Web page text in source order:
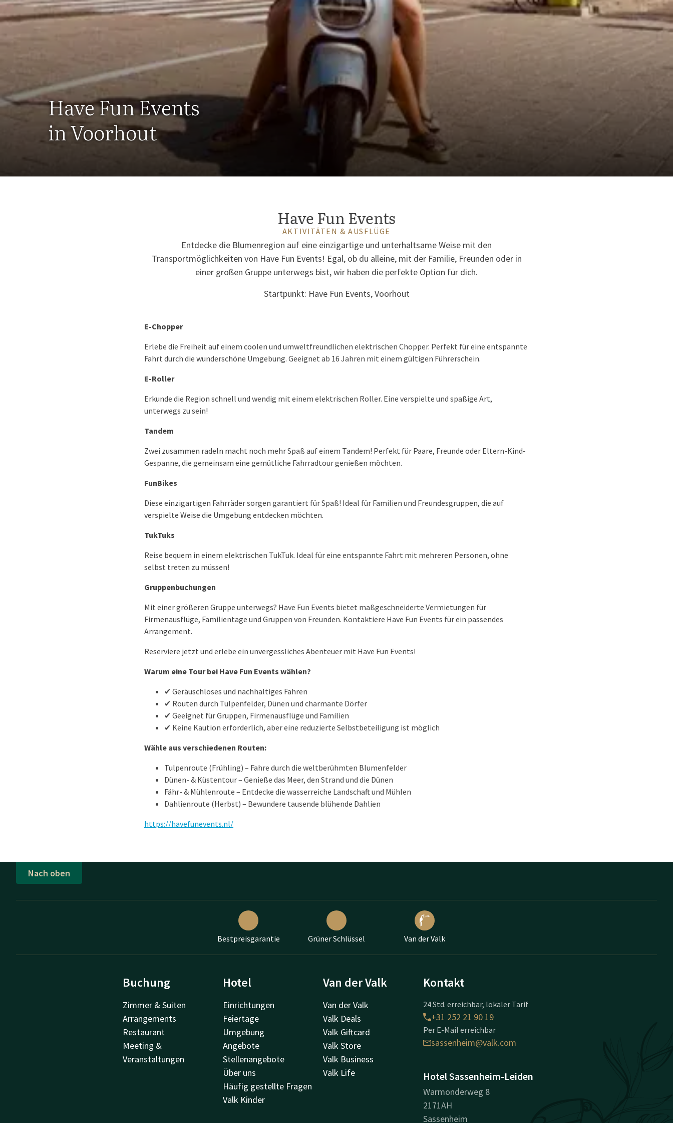
Have Fun Events
in Voorhout
Have Fun Events
AKTIVITÄTEN & AUSFLÜGE
Entdecke die Blumenregion auf eine einzigartige und unterhaltsame Weise mit den
Transportmöglichkeiten von Have Fun Events! Egal, ob du alleine, mit der Familie, Freunden oder in
einer großen Gruppe unterwegs bist, wir haben die perfekte Option für dich.
Startpunkt: Have Fun Events, Voorhout
E-Chopper
Erlebe die Freiheit auf einem coolen und umweltfreundlichen elektrischen Chopper. Perfekt für eine entspannte
Fahrt durch die wunderschöne Umgebung. Geeignet ab 16 Jahren mit einem gültigen Führerschein.
E-Roller
Erkunde die Region schnell und wendig mit einem elektrischen Roller. Eine verspielte und spaßige Art,
unterwegs zu sein!
Tandem
Zwei zusammen radeln macht noch mehr Spaß auf einem Tandem! Perfekt für Paare, Freunde oder Eltern-Kind-
Gespanne, die gemeinsam eine gemütliche Fahrradtour genießen möchten.
FunBikes
Diese einzigartigen Fahrräder sorgen garantiert für Spaß! Ideal für Familien und Freundesgruppen, die auf
verspielte Weise die Umgebung entdecken möchten.
TukTuks
Reise bequem in einem elektrischen TukTuk. Ideal für eine entspannte Fahrt mit mehreren Personen, ohne
selbst treten zu müssen!
Gruppenbuchungen
Mit einer größeren Gruppe unterwegs? Have Fun Events bietet maßgeschneiderte Vermietungen für
Firmenausflüge, Familientage und Gruppen von Freunden. Kontaktiere Have Fun Events für ein passendes
Arrangement.
Reserviere jetzt und erlebe ein unvergessliches Abenteuer mit Have Fun Events!
Warum eine Tour bei Have Fun Events wählen?
✔ Geräuschloses und nachhaltiges Fahren
✔ Routen durch Tulpenfelder, Dünen und charmante Dörfer
✔ Geeignet für Gruppen, Firmenausflüge und Familien
✔ Keine Kaution erforderlich, aber eine reduzierte Selbstbeteiligung ist möglich
Wähle aus verschiedenen Routen:
Tulpenroute (Frühling) – Fahre durch die weltberühmten Blumenfelder
Dünen- & Küstentour – Genieße das Meer, den Strand und die Dünen
Fähr- & Mühlenroute – Entdecke die wasserreiche Landschaft und Mühlen
Dahlienroute (Herbst) – Bewundere tausende blühende Dahlien
https://havefunevents.nl/
Nach oben
Bestpreisgarantie Grüner Schlüssel Van der Valk
Buchung
Zimmer & Suiten
Arrangements
Restaurant
Meeting &
Veranstaltungen
Hotel
Einrichtungen
Feiertage
Umgebung
Angebote
Stellenangebote
Über uns
Häufig gestellte Fragen
Valk Kinder
Van der Valk
Van der Valk
Valk Deals
Valk Giftcard
Valk Store
Valk Business
Valk Life
Kontakt
24 Std. erreichbar, lokaler Tarif
+31 252 21 90 19
Per E-Mail erreichbar
sassenheim@valk.com
Hotel Sassenheim-Leiden
Warmonderweg 8
2171AH
Sassenheim